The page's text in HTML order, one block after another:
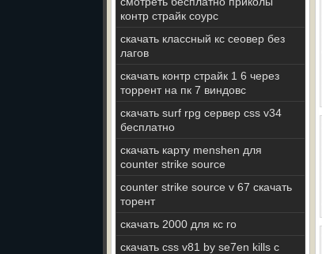
контр страйк соурс
скачать классный кс сеовер без
лагов
скачать контр страйк 1 6 через
торрент на пк 7 виндовс
скачать surf rpg сервер css v34
бесплатно
скачать карту menshen для
counter strike source
counter strike source v 67 скачать
торент
скачать 2000 для кс го
скачать css v81 by se7en kills с